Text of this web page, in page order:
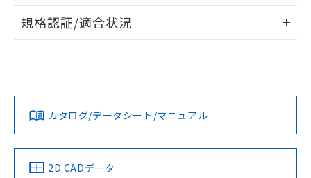
ログイン/会員登録
ダウンロードデータをご利用いただく前に、以下を必ずお読
みください。
ソフトウェアの使用条件
EU RoHS 注意事項・凡例
対応済み
中国 RoHS 注意事項・凡例
規格認証/適合状況
LR型式承認
（イギリス
船舶規格）
DNV型式承認
（ノルウェー
BV型式承認
（フランス
KR型式
（韓国
カタログ/データシート/マニュアル
2D CADデータ